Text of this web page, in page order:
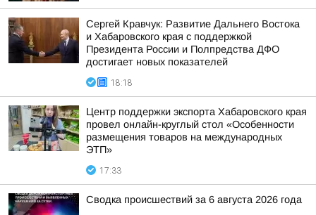
Сергей Кравчук: Развитие Дальнего Востока
и Хабаровского края с поддержкой
Президента России и Полпредства ДФО
достигает новых показателей
18:18
Центр поддержки экспорта Хабаровского края
провел онлайн-круглый стол «Особенности
размещения товаров на международных
ЭТП»
17:33
Сводка происшествий за 6 августа 2026 года